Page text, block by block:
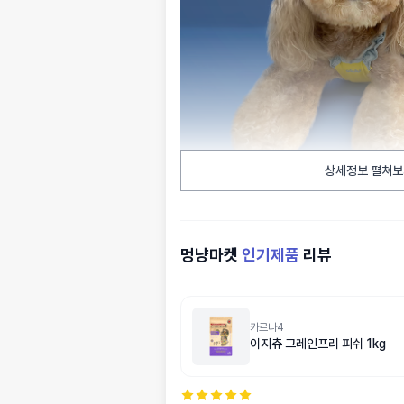
상세정보 펼쳐
멍냥마켓 인기제품 리뷰
카르나4
이지츄 그레인프리 피쉬 1kg